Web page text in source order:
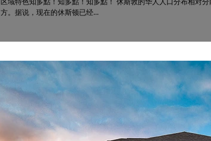
方。据说，现在的休斯顿已经...